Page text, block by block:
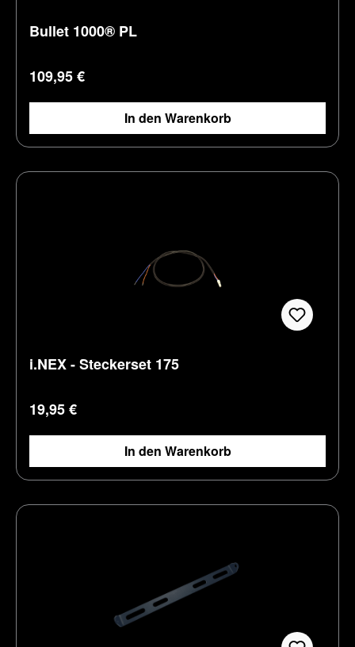
Bullet 1000® PL
Regulärer Preis:
109,95 €
In den Warenkorb
i.NEX - Steckerset 175
Regulärer Preis:
19,95 €
In den Warenkorb